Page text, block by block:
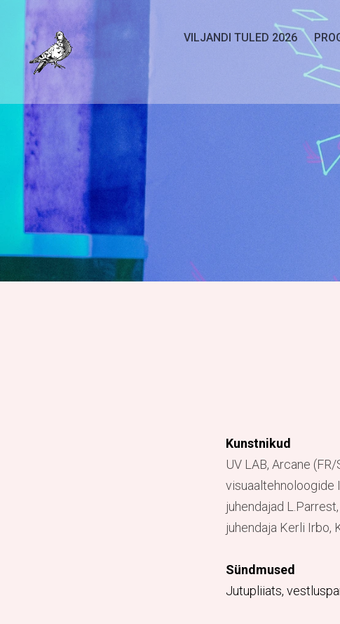
VILJANDI TULED 2026
Kunstnikud
UV LAB, Arcane
visuaaltehnoloogide
juhendajad
juhendaja Kerli Irbo,
Sündmused
Jutupliiats,